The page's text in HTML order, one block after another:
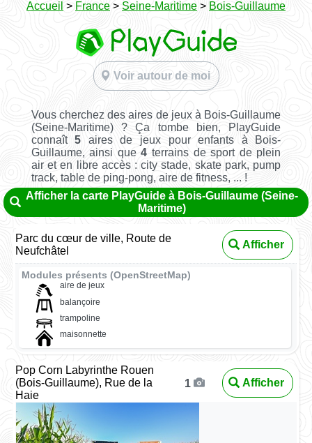
Accueil > France > Seine-Maritime > Bois-Guillaume
Voir autour de moi
Vous cherchez des aires de jeux à Bois-Guillaume
(Seine-Maritime) ? Ça tombe bien, PlayGuide
connaît5 aires de jeux pour enfants à Bois-
Guillaume, ainsi que4 terrains de sport de plein
air et en libre accès : city stade, skate park, pump
track, table de ping-pong, aire de fitness, ... !
Afficher la carte PlayGuide à Bois-Guillaume (Seine-
Maritime)
Parc du cœur de ville, Route de
Neufchâtel
Afficher
Modules présents (OpenStreetMap)
aire de jeux
balançoire
trampoline
maisonnette
Pop Corn Labyrinthe Rouen
(Bois-Guillaume), Rue de la
Haie
1 Afficher